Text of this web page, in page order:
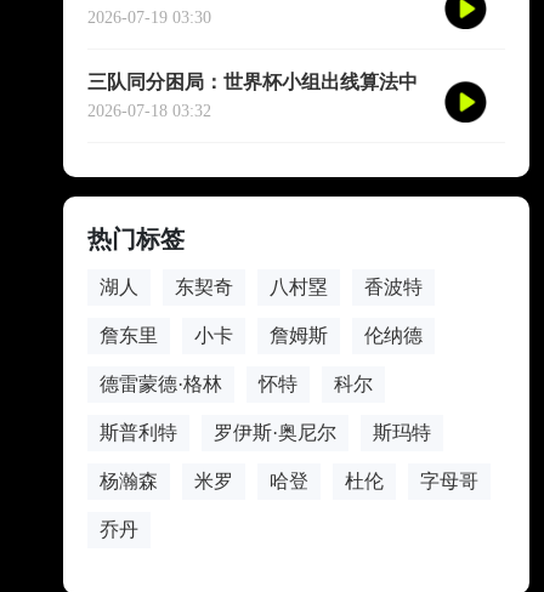
2026-07-19 03:30
三队同分困局：世界杯小组出线算法中
的隐性悖论与公平性拷问
2026-07-18 03:32
热门标签
湖人 东契奇 八村塁 香波特
詹东里 小卡 詹姆斯 伦纳德
德雷蒙德·格林 怀特 科尔
斯普利特 罗伊斯·奥尼尔 斯玛特
杨瀚森 米罗 哈登 杜伦 字母哥
乔丹